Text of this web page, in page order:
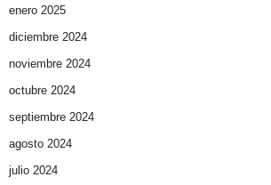
enero 2025
diciembre 2024
noviembre 2024
octubre 2024
septiembre 2024
agosto 2024
julio 2024